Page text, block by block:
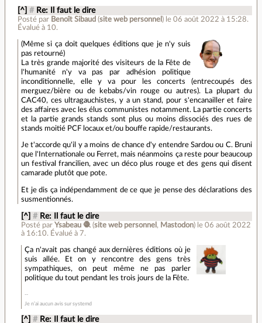
[^] # Re: Il faut le dire
Posté par Benoît Sibaud (site web personnel ) le 06 août 2022 à 15:28.
Évalué à 10.
(Même si ça doit quelques éditions que je n'y suis
pas retourné)
La très grande majorité des visiteurs de la Fête de
l'humanité n'y va pas par adhésion politique
inconditionnelle, elle y va pour les concerts (entrecoupés des
merguez/bière ou de kebabs/vin rouge ou autres). La plupart du
CAC40, ces ultragauchistes, y a un stand, pour s'encanailler et faire
des affaires avec les élus communistes notamment. La partie concerts
et la partie grands stands sont plus ou moins dissociés des rues de
stands moitié PCF locaux et/ou bouffe rapide/restaurants.
Je t'accorde qu'il y a moins de chance d'y entendre Sardou ou C. Bruni
que l'Internationale ou Ferret, mais néanmoins ça reste pour beaucoup
un festival francilien, avec un déco plus rouge et des gens qui disent
camarade plutôt que pote.
Et je dis ça indépendamment de ce que je pense des déclarations des
susmentionnés.
[^] # Re: Il faut le dire
Posté parYsabeau 🧶 (site web personnel , Mastodon) le 06 août 2022
à 16:10. Évalué à7.
Ça n'avait pas changé aux dernières éditions où je
suis allée. Et on y rencontre des gens très
sympathiques, on peut même ne pas parler
politique du tout pendant les trois jours de la Fête.
Je n’ai aucun avis sur systemd
[^] # Re: Il faut le dire